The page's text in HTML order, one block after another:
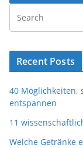
Recent Posts
40 Möglichkeiten,
entspannen
11
Welche Getränke